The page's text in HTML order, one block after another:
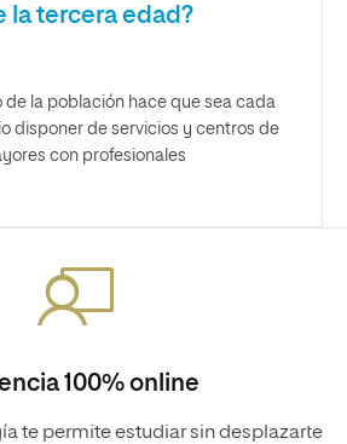
la tercera edad?
de la población hace que sea cada
disponer de servicios y centros de
con profesionales
100% online
te permite estudiar sin desplazarte